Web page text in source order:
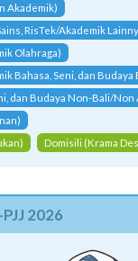
Akademik)
RisTek/Akademik
Olahraga)
Bahasa, Seni, dan Budaya
dan Budaya Non-Bali/Non
Domisili (Krama
2026